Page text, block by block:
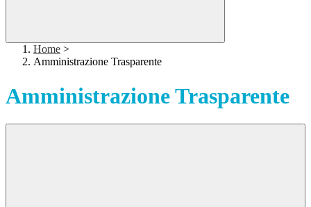
Home >
Amministrazione Trasparente
Amministrazione Trasparente